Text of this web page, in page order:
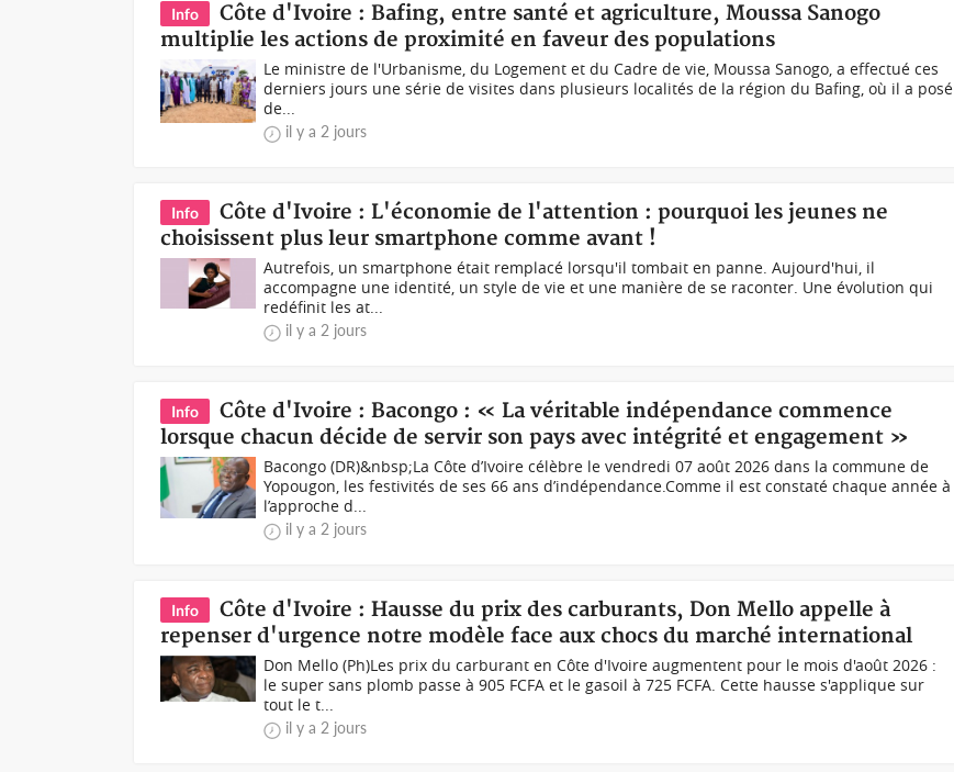
Info
Côte d'Ivoire : Bafing, entre santé et agriculture, Moussa Sanogo
multiplie les actions de proximité en faveur des populations
Le ministre de l'Urbanisme, du Logement et du Cadre de vie, Moussa Sanogo, a effectué ces
derniers jours une série de visites dans plusieurs localités de la région du Bafing, où il a posé
de...
il y a 2 jours
Info
Côte d'Ivoire : L'économie de l'attention : pourquoi les jeunes ne
choisissent plus leur smartphone comme avant !
Autrefois, un smartphone était remplacé lorsqu'il tombait en panne. Aujourd'hui, il
accompagne une identité, un style de vie et une manière de se raconter. Une évolution qui
redéfinit les at...
il y a 2 jours
Info
Côte d'Ivoire : Bacongo : « La véritable indépendance commence
lorsque chacun décide de servir son pays avec intégrité et engagement »
Bacongo (DR)&nbsp;La Côte d’Ivoire célèbre le vendredi 07 août 2026 dans la commune de
Yopougon, les festivités de ses 66 ans d’indépendance.Comme il est constaté chaque année à
l’approche d...
il y a 2 jours
Info
Côte d'Ivoire : Hausse du prix des carburants, Don Mello appelle à
repenser d'urgence notre modèle face aux chocs du marché international
Don Mello (Ph)Les prix du carburant en Côte d'Ivoire augmentent pour le mois d'août 2026 :
le super sans plomb passe à 905 FCFA et le gasoil à 725 FCFA. Cette hausse s'applique sur
tout le t...
il y a 2 jours